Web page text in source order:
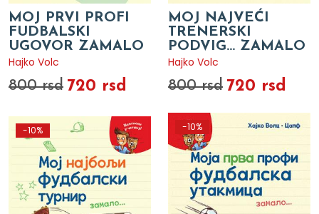
MOJ PRVI PROFI
FUDBALSKI
UGOVOR ZAMALO
Hajko Volc
800 rsd 720 rsd
MOJ NAJVEĆI
TRENERSKI
PODVIG... ZAMALO
Hajko Volc
800 rsd 720 rsd
-10% -10%